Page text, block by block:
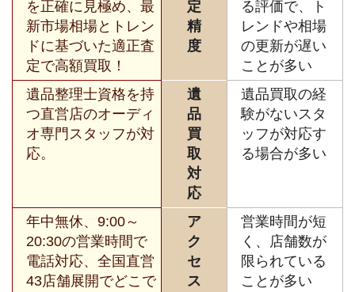
を正確に見極め、最
新市場相場とトレン
ドに基づいた適正査
定で高額買取！
定
精
度
る評価で、ト
レンドや相場
の更新が遅い
ことが多い
遺品整理士資格を持
つ直営店のオーディ
オ専門スタッフが対
応。
遺
品
買
取
対
応
遺品買取の経
験がないスタ
ッフが対応す
る場合が多い
年中無休、9:00～
20:30の営業時間で
電話対応、全国直営
43店舗展開でどこで
ア
ク
セ
ス
営業時間が短
く、店舗数が
限られている
ことが多い